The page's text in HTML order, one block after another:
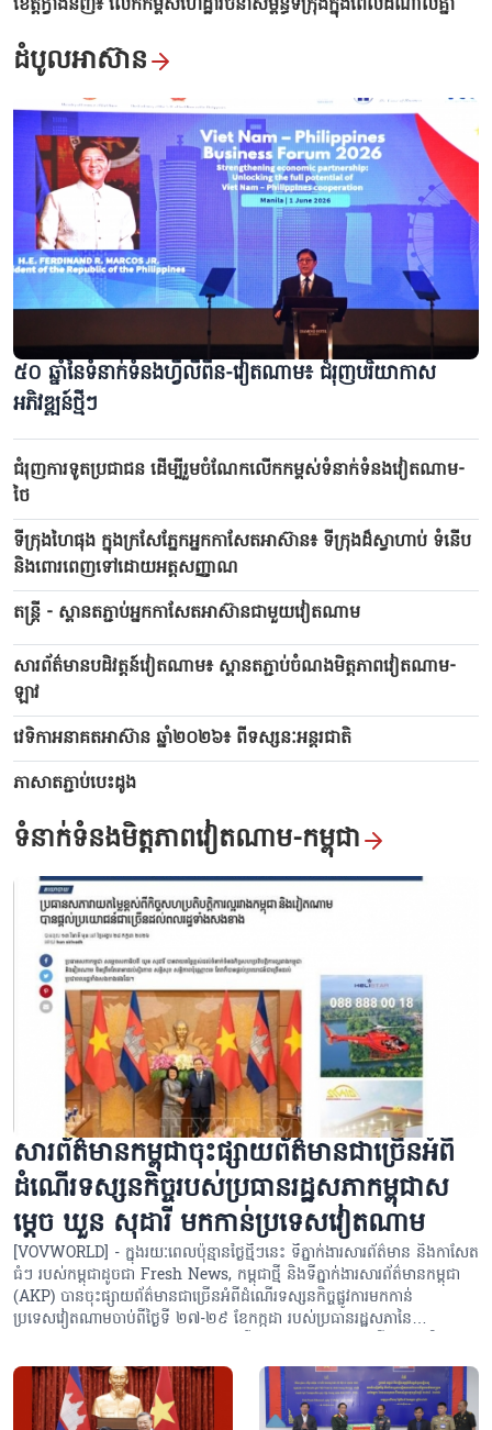
«ប៊ិចដែកថែប ចិត្តស្មោះសរ» - តម្លៃឆ្លងកាត់សម័យកាលរបស់អ្នកសារ
ព័ត៌មានវៀតណាម
Ngu My Thanh – ផ្សារអណ្តែតទឹកដ៏ពិសេសនៅភាគកណ្តាល
ប្រទេសវៀតណាម
ភ្ញៀវទេសចរជ្រមុជខ្លួននៅក្នុងភូមិ Pu Luong ដ៏សុខសាន្តក្នុងរដូវស្រូវទុំ
ដំបូលអាស៊ាន
៥០ ឆ្នាំនៃទំនាក់ទំនងហ្វីលីពីន-វៀតណាម៖ ជំរុញបរិយាកាស
អភិវឌ្ឍន៍ថ្មីៗ
ជំរុញការទូតប្រជាជន ដើម្បីរួមចំណែកលើកកម្ពស់ទំនាក់ទំនងវៀតណាម-
ថៃ
ទីក្រុងហៃផុង ក្នុងក្រសែភ្នែកអ្នកកាសែតអាស៊ាន៖ ទីក្រុងដ៏ស្វាហាប់ ទំនើប
និងពោរពេញទៅ​ដោយ​អត្តសញ្ញាណ
តន្ត្រី - ស្ពានតភ្ជាប់អ្នកកាសែតអាស៊ានជាមួយវៀតណាម
សារព័ត៌មានបដិវត្តន៍វៀតណាម៖ ស្ពាន​តភ្ជាប់ចំណង​មិត្ត​ភាពវៀតណាម-
ឡាវ
វេទិកាអនាគតអាស៊ាន ឆ្នាំ២០២៦៖ ពីទស្សនៈអន្តរជាតិ
ភាសាតភ្ជាប់បេះដូង​
ទំនាក់ទំនងមិត្តភាពវៀតណាម-កម្ពុជា
សារព័ត៌មានកម្ពុជាចុះផ្សាយព័ត៌មានជាច្រើនអំពី
ដំណើរទស្សនកិច្ចរបស់ប្រធានរដ្ឋសភាកម្ពុជា​ស
ម្តេច ឃួន សុដារី មកកាន់ប្រទេសវៀតណាម
[VOVWORLD] - ក្នុងរយៈពេលប៉ុន្មានថ្ងៃថ្មីៗនេះ ទីភ្នាក់ងារសារព័ត៌មាន និងកាសែត
ធំៗ របស់កម្ពុជាដូចជា Fresh News, កម្ពុជាថ្មី និងទីភ្នាក់ងារសារព័ត៌មានកម្ពុជា
(AKP) បានចុះផ្សាយព័ត៌មានជាច្រើនអំពីដំណើរទស្សនកិច្ចផ្លូវការមកកាន់
ប្រទេសវៀតណាមចាប់ពីថ្ងៃទី ២៧-២៩ ខែកក្កដា របស់ប្រធានរដ្ឋសភានៃ
រួមចំណែកដល់ការពង្រឹងបន្ថែមទៀតនូវចំណង​មិត្តភាពប្រពៃណី សាមគ្គីភាព និង
កិច្ចសហប្រតិបត្តិការយុទ្ធសាស្ត្រគ្រប់ជ្រុងជ្រោយរវាងប្រទេសទាំងពីរ។